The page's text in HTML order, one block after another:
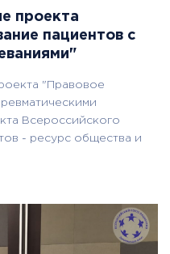
проекта
пациентов с
"Правовое
Всероссийского
- ресурс общества и